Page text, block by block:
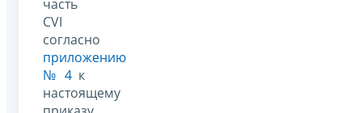
часть
CVI
согласно
приложению
№ 4 к
настоящему